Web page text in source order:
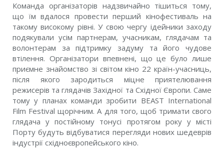
Команда організаторів надзвичайно тішиться тому,
що їм вдалося провести перший кінофестиваль на
такому високому рівні. У свою чергу ідейники заходу
подякували усім партнерам, учасникам, глядачам та
волонтерам за підтримку задуму та його чудове
втілення. Організатори впевнені, що це було лише
приємне знайомство зі світом кіно 22 країн-учасниць,
після якого зародиться міцне приятелювання
режисерів та глядачів Західної та Східної Європи. Саме
тому у планах команди зробити BEAST International
Film Festival щорічним. А для того, щоб тримати свого
глядача у постійному тонусі протягом року у місті
Порту будуть відбуватися перегляди нових шедеврів
індустрії східноєвропейського кіно.